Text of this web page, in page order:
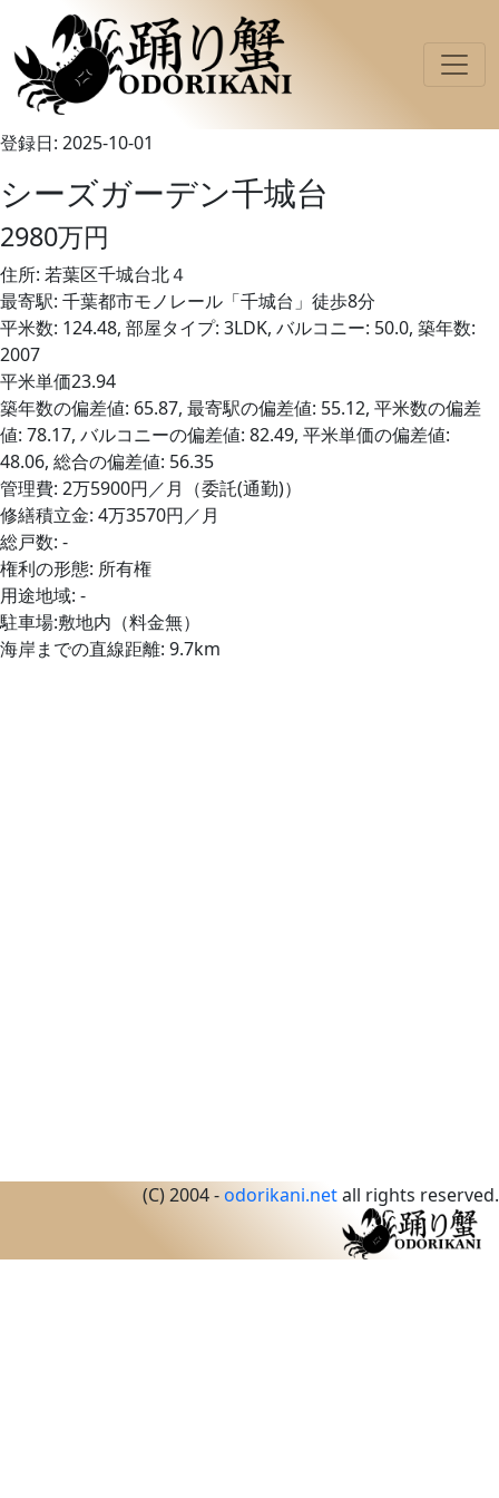
登録日: 2025-10-01
シーズガーデン千城台
2980万円
住所: 若葉区千城台北４
最寄駅: 千葉都市モノレール「千城台」徒歩8分
平米数: 124.48, 部屋タイプ: 3LDK, バルコニー: 50.0, 築年数:
2007
平米単価23.94
築年数の偏差値: 65.87, 最寄駅の偏差値: 55.12, 平米数の偏差
値: 78.17, バルコニーの偏差値: 82.49, 平米単価の偏差値:
48.06, 総合の偏差値: 56.35
管理費: 2万5900円／月（委託(通勤)）
修繕積立金: 4万3570円／月
総戸数: -
権利の形態: 所有権
用途地域: -
駐車場:敷地内（料金無）
海岸までの直線距離: 9.7km
(C) 2004 -odorikani.netall rights reserved.